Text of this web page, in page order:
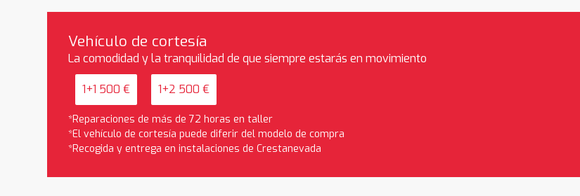
Vehículo de cortesía
La comodidad y la tranquilidad de que siempre estarás en movimiento
1+1 500 € 1+2 500 €
*Reparaciones de más de 72 horas en taller
*El vehículo de cortesía puede diferir del modelo de compra
*Recogida y entrega en instalaciones de Crestanevada